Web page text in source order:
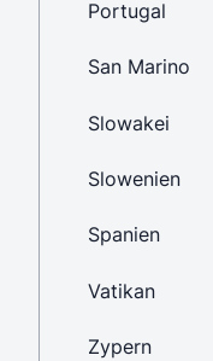
Portugal
San Marino
Slowakei
Slowenien
Spanien
Vatikan
Zypern